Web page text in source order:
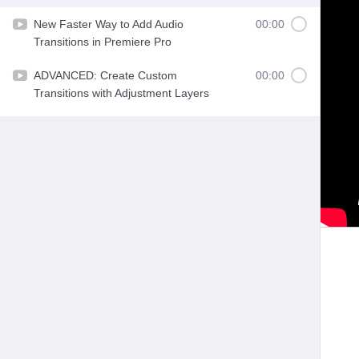
New Faster Way to Add Audio
Transitions in Premiere Pro
00:00
ADVANCED: Create Custom
Transitions with Adjustment Layers
00:00